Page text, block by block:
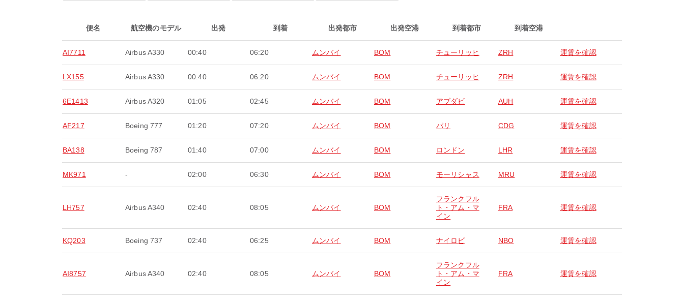
便名 航空機のモデル 出発 到着 出発都市 出発空港 到着都市 到着空港
AI7711 Airbus A330 00:40 06:20 ムンバイ BOM チューリッヒ ZRH 運賃を確認
LX155 Airbus A330 00:40 06:20 ムンバイ BOM チューリッヒ ZRH 運賃を確認
6E1413 Airbus A320 01:05 02:45 ムンバイ BOM アブダビ AUH 運賃を確認
AF217 Boeing 777 01:20 07:20 ムンバイ BOM パリ CDG 運賃を確認
BA138 Boeing 787 01:40 07:00 ムンバイ BOM ロンドン LHR 運賃を確認
MK971 - 02:00 06:30 ムンバイ BOM モーリシャス MRU 運賃を確認
LH757 Airbus A340 02:40 08:05 ムンバイ BOM
フランクフル
ト・アム・マ
イン
FRA 運賃を確認
KQ203 Boeing 737 02:40 06:25 ムンバイ BOM ナイロビ NBO 運賃を確認
AI8757 Airbus A340 02:40 08:05 ムンバイ BOM
フランクフル
ト・アム・マ
イン
FRA 運賃を確認